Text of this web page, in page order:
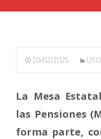
20/02/2025
La Mesa
las Pensiones
forma parte,